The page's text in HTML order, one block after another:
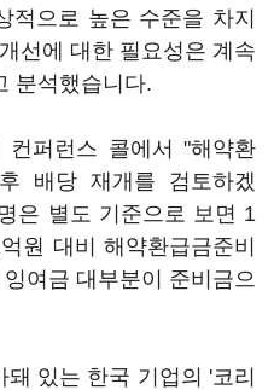
적으로 높은 수준을 차지
선에 대한 필요성은 계속
분석했습니다.
퍼런스 콜에서 "해약환
배당 재개를 검토하겠
은 별도 기준으로 보면 1
원 대비 해약환급금준비
여금 대부분이 준비금으
있는 한국 기업의 '코리